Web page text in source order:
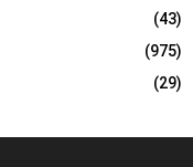
(43)
(975)
(29)